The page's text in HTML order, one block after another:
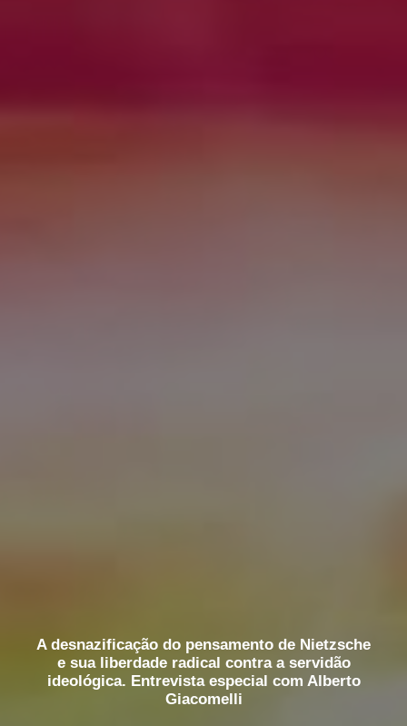
A desnazificação do pensamento de Nietzsche
e sua liberdade radical contra a servidão
ideológica. Entrevista especial com Alberto
Giacomelli